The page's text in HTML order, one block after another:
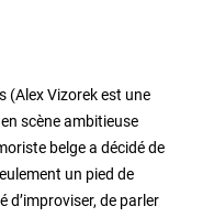
(Alex Vizorek est une
scène ambitieuse
belge a décidé de
un pied de
d’improviser, de parler